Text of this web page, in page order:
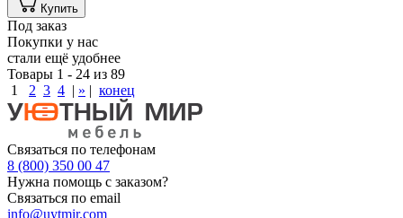
Купить
Под заказ
Покупки у нас
стали ещё удобнее
Товары 1 - 24 из 89
1
2 3 4 | » | конец
Связаться по телефонам
8 (800) 350 00 47
Нужна помощь с заказом?
Связаться по email
info@uytmir.com